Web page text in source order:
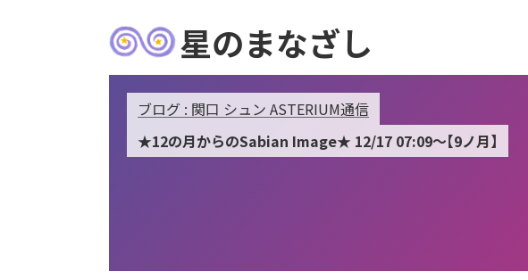
星のまなざし
ブログ : 関口 シュン ASTERIUM通信
★12の月からのSabian Image★ 12/17 07:09～【9ノ月】